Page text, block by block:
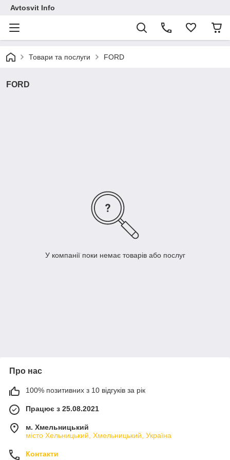
Avtosvit Info
Товари та послуги FORD
FORD
У компанії поки немає товарів або послуг
Про нас
100% позитивних з 10 відгуків за рік
Працює з 25.08.2021
м. Хмельницький
місто Хельницький, Хмельницький, Україна
Контакти